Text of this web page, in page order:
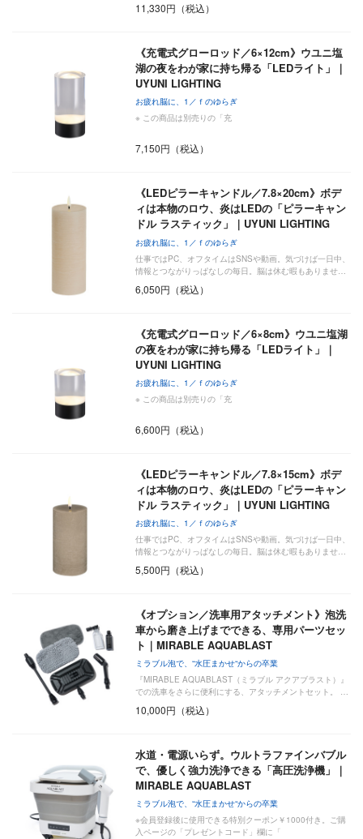
11,330円（税込）
《充電式グローロッド／6×12cm》ウユニ塩
湖の夜をわが家に持ち帰る「LEDライト」｜
UYUNI LIGHTING
お疲れ脳に、1／ｆのゆらぎ
※ この商品は別売りの「充
7,150円（税込）
《LEDピラーキャンドル／7.8×20cm》ボデ
ィは本物のロウ、炎はLEDの「ピラーキャン
ドル ラスティック」｜UYUNI LIGHTING
お疲れ脳に、1／ｆのゆらぎ
仕事ではPC、オフタイムはSNSや動画。気づけば一日中、
情報とつながりっぱなしの毎日。脳は休む暇もありませ…
6,050円（税込）
《充電式グローロッド／6×8cm》ウユニ塩湖
の夜をわが家に持ち帰る「LEDライト」｜
UYUNI LIGHTING
お疲れ脳に、1／ｆのゆらぎ
※ この商品は別売りの「充
6,600円（税込）
《LEDピラーキャンドル／7.8×15cm》ボデ
ィは本物のロウ、炎はLEDの「ピラーキャン
ドル ラスティック」｜UYUNI LIGHTING
お疲れ脳に、1／ｆのゆらぎ
仕事ではPC、オフタイムはSNSや動画。気づけば一日中、
情報とつながりっぱなしの毎日。脳は休む暇もありませ…
5,500円（税込）
《オプション／洗車用アタッチメント》泡洗
車から磨き上げまでできる、専用パーツセッ
ト｜MIRABLE AQUABLAST
ミラブル泡で、“水圧まかせ“からの卒業
『MIRABLE AQUABLAST（ミラブル アクアブラスト）』
での洗車をさらに便利にする、アタッチメントセット。 …
10,000円（税込）
水道・電源いらず。ウルトラファインバブル
で、優しく強力洗浄できる「高圧洗浄機」｜
MIRABLE AQUABLAST
ミラブル泡で、“水圧まかせ“からの卒業
※会員登録後に使用できる特別クーポン￥1000付き。ご購
入ページの「プレゼントコード」欄に「